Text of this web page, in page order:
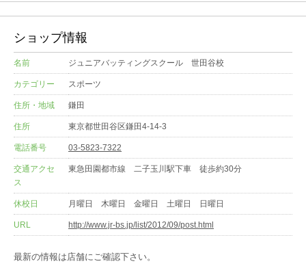
ショップ情報
名前 ジュニアバッティングスクール 世田谷校
カテゴリー スポーツ
住所・地域 鎌田
住所 東京都世田谷区鎌田4-14-3
電話番号 03-5823-7322
交通アクセ
ス
東急田園都市線 二子玉川駅下車 徒歩約30分
休校日 月曜日 木曜日 金曜日 土曜日 日曜日
URL http://www.jr-bs.jp/list/2012/09/post.html
最新の情報は店舗にご確認下さい。